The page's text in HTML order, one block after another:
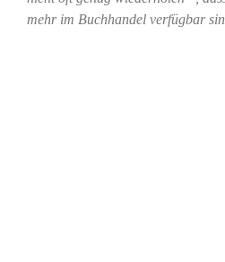
mehr im Buchhandel verfügbar